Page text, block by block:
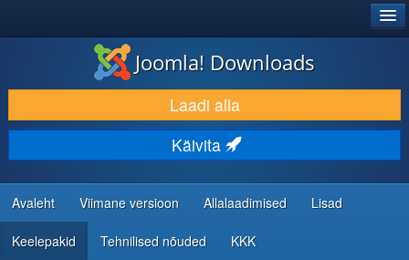
LAADI ALLA JA LAIENDA
AVASTA JA ÕPI
KOGUKOND JA KASUTAJATUGI
RESSURSID ARENDAJATELE
Joomla! Downloads
Laadi alla
Käivita
Avaleht Viimane versioon Allalaadimised Lisad
Keelepakid Tehnilised nõuded KKK